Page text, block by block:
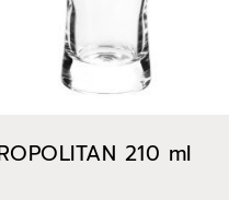
210 ml